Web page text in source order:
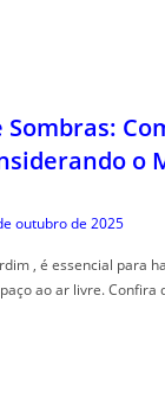
Sombras:
o
outubro de 2025
, é essencial para
ao ar livre. Confira